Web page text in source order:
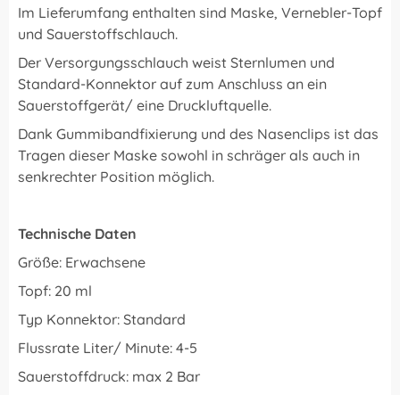
Im Lieferumfang enthalten sind Maske, Vernebler-Topf
und Sauerstoffschlauch.
Der Versorgungsschlauch weist Sternlumen und
Standard-Konnektor auf zum Anschluss an ein
Sauerstoffgerät/ eine Druckluftquelle.
Dank Gummibandfixierung und des Nasenclips ist das
Tragen dieser Maske sowohl in schräger als auch in
senkrechter Position möglich.
Technische Daten
Größe: Erwachsene
Topf: 20 ml
Typ Konnektor: Standard
Flussrate Liter/ Minute: 4-5
Sauerstoffdruck: max 2 Bar